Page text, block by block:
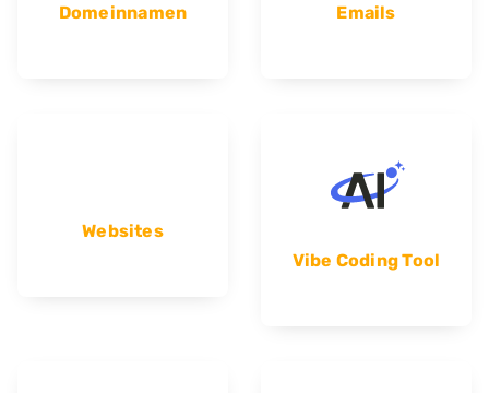
Domeinnamen Emails
Websites
Vibe Coding Tool